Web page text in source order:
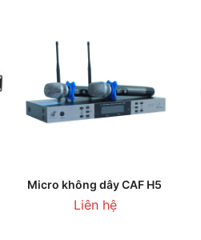
THÊM VÀO GIỎ HÀNG
Micro không dây CAF H5
Liên hệ